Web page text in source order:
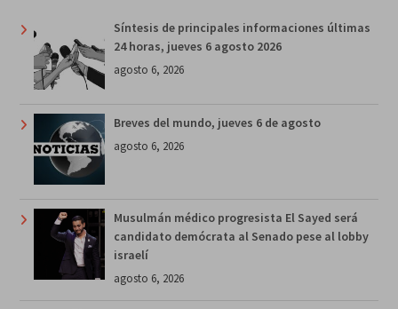
Síntesis de principales informaciones últimas
24 horas, jueves 6 agosto 2026
agosto 6, 2026
Breves del mundo, jueves 6 de agosto
agosto 6, 2026
Musulmán médico progresista El Sayed será
candidato demócrata al Senado pese al lobby
israelí
agosto 6, 2026